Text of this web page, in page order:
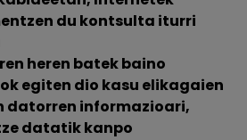
du kontsulta iturri
heren batek baino
egiten dio kasu elikagaien
datorren informazioari,
datatik kanpo